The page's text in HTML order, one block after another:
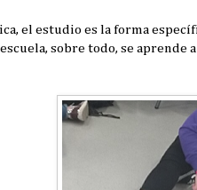
el estudio es la forma
sobre todo, se aprende